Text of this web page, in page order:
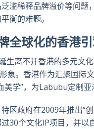
滥稀释品牌溢价等问题
衡的难题。
全球化的香港
生离不开香港的多元文
象。香港作为汇聚国际
美学”，为Labubu定制亚
区政府在2009年推出“
30个文化IP项目，并以